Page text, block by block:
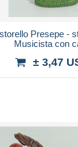
Presepe -
Musicista con
± 3,47